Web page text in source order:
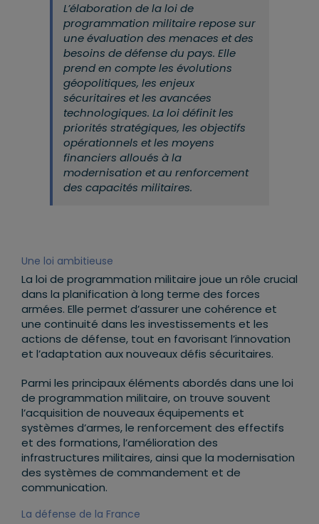
L’élaboration de la loi de
programmation militaire repose sur
une évaluation des menaces et des
besoins de défense du pays. Elle
prend en compte les évolutions
géopolitiques, les enjeux
sécuritaires et les avancées
technologiques. La loi définit les
priorités stratégiques, les objectifs
opérationnels et les moyens
financiers alloués à la
modernisation et au renforcement
des capacités militaires.
Une loi ambitieuse
La loi de programmation militaire joue un rôle crucial
dans la planification à long terme des forces
armées. Elle permet d’assurer une cohérence et
une continuité dans les investissements et les
actions de défense, tout en favorisant l’innovation
et l’adaptation aux nouveaux défis sécuritaires.
Parmi les principaux éléments abordés dans une loi
de programmation militaire, on trouve souvent
l’acquisition de nouveaux équipements et
systèmes d’armes, le renforcement des effectifs
et des formations, l’amélioration des
infrastructures militaires, ainsi que la modernisation
des systèmes de commandement et de
communication.
La défense de la France